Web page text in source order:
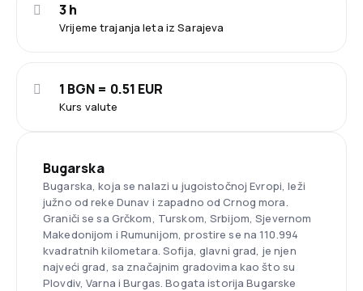
Vrijeme trajanja leta iz Sarajeva
3 h
Kurs valute
1 BGN = 0.51 EUR
Bugarska
Bugarska, koja se nalazi u jugoistočnoj Evropi, leži
južno od reke Dunav i zapadno od Crnog mora.
Graniči se sa Grčkom, Turskom, Srbijom, Sjevernom
Makedonijom i Rumunijom, prostire se na 110.994
kvadratnih kilometara. Sofija, glavni grad, je njen
najveći grad, sa značajnim gradovima kao što su
Plovdiv, Varna i Burgas. Bogata istorija Bugarske